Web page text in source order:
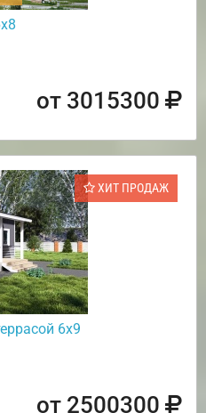
от 3015300
ХИТ ПРОДАЖ
6х9
от 2500300